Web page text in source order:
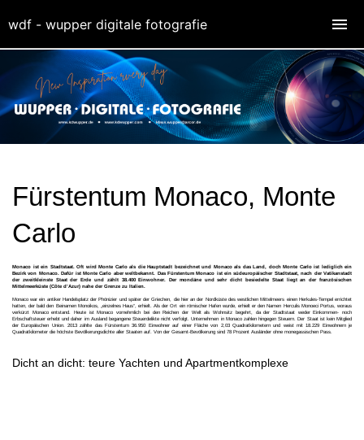
Fürstentum Monaco, Monte
Carlo
Monaco ist ein Stadtstaat. Oft wird Monte Carlo als die Hauptstadt bezeichnet und Monaco als das Land, doch Monte Carlo ist lediglich ein
Bezirk von Monaco. Dafür ist Monte Carlo aber weltbekannt.
Das Fürstentum Monaco ist ein südeuropäischer Stadtstaat, nach der Vatikanstadt
der zweitkleinste Staat der Erde und zählt 38.400 Einwohner. Der mondäne und sehr dicht besiedelte Staat liegt an der französischen
Mittelmeerküste (Côte d’Azur) nahe der Grenze zu Italien.
Monaco war ein antiker Handelsplatz der Phönizier und später der Griechen, die hier an der Nordküste des westlichen Mittelmeers einen Herkules-Tempel errichtet
hatten, der bald den Beinamen Monoikos, „einzelnes Haus“, erhielt. Als der Ort ein römischer Hafen wurde, erhielt er den Namen Herculis Monoeci Portus, woraus
verkürzt Monaco entstand. Heute ist Monaco vornehmlich bei den Reichen der Welt als Wohnsitz begehrt, da der Stadtstaat weder Einkommen- noch
Erbschaftsteuer erhebt und daher im Ausland begangene Steuerdelikte nicht verfolgt. Unternehmen in Monaco zahlen hingegen Steuern. Der Staat ist kein Mitglied
der Europäischen Union. 2013 zählte das Fürstentum 36.950 Einwohner auf einer Fläche von 2,03 Quadratkilometern und weist mit 18.229 Einwohnern je
Quadratkilometer die höchste Bevölkerungsdichte aller Staaten auf. Von der Gesamt-Bevölkerung sind 78 Prozent Ausländer ohne monegassischen Pass.
Dicht an dicht: teure Yachten und Apartmentkomplexe
wdf - wupper digitale fotografie